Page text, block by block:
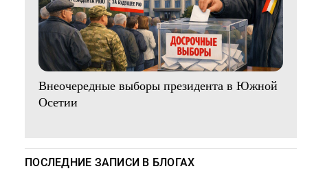
Внеочередные выборы президента в Южной
Осетии
ПОСЛЕДНИЕ ЗАПИСИ В БЛОГАХ